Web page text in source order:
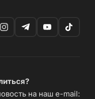
на наш e-mail: